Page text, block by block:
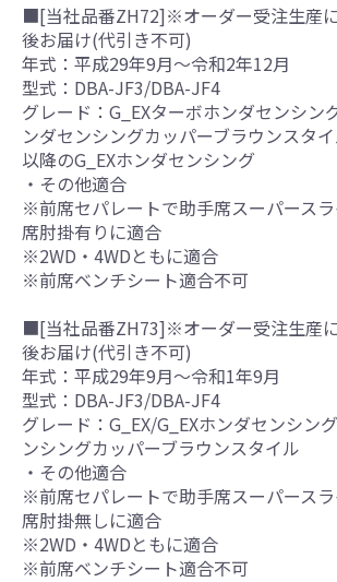
■[当社品番ZH72]※オーダー受注生産
後お届け(代引き不可)
年式：平成29年9月～令和2年12月
型式：DBA-JF3/DBA-JF4
グレード：G_EXターボホンダセンシン
ンダセンシングカッパーブラウンスタ
以降のG_EXホンダセンシング
・その他適合
※前席セパレートで助手席スーパース
席肘掛有りに適合
※2WD・4WDともに適合
※前席ベンチシート適合不可
■[当社品番ZH73]※オーダー受注生産
後お届け(代引き不可)
年式：平成29年9月～令和1年9月
型式：DBA-JF3/DBA-JF4
グレード：G_EX/G_EXホンダセンシン
ンシングカッパーブラウンスタイル
・その他適合
※前席セパレートで助手席スーパース
席肘掛無しに適合
※2WD・4WDともに適合
※前席ベンチシート適合不可